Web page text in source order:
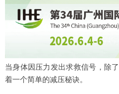
当身体因压力发出求救信号，除
着一个简单的减压秘诀。